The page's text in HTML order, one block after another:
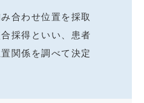
合わせ位置を採取
採得といい、患者
関係を調べて決定